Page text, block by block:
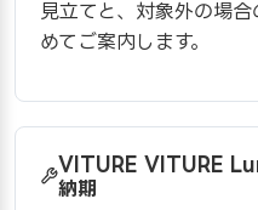
見立てと、対象外の場
めてご案内します。
VITURE VITURE
納期